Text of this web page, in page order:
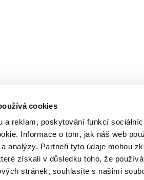
cookies
a reklam, poskytování funkcí
Informace o tom, jak náš web
analýzy. Partneři tyto údaje mohou
získali v důsledku toho, že
stránek, souhlasíte s našimi